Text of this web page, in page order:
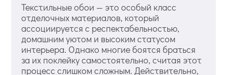
Текстильные обои — это особый класс
отделочных материалов, который
ассоциируется с респектабельностью,
домашним уютом и высоким статусом
интерьера. Однако многие боятся браться
за их поклейку самостоятельно, считая этот
процесс слишком сложным. Действительно,